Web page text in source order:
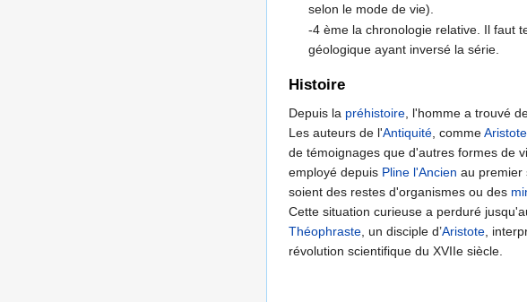
selon le mode de vie).
-4 ème la chronologie relative. Il faut
géologique ayant inversé la série.
Histoire
Depuis la préhistoire , l'homme a trouvé
Les auteurs de l'Antiquité , commeAristote
de témoignages que d'autres formes de
employé depuis Pline l'Ancien au premier
soient des restes d'organismes ou des
Cette situation curieuse a perduré
Théophraste , un disciple d’Aristote ,
révolution scientifique du XVIIe siècle.